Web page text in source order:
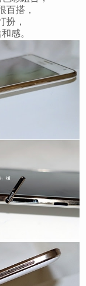
百搭，
扮，
感。